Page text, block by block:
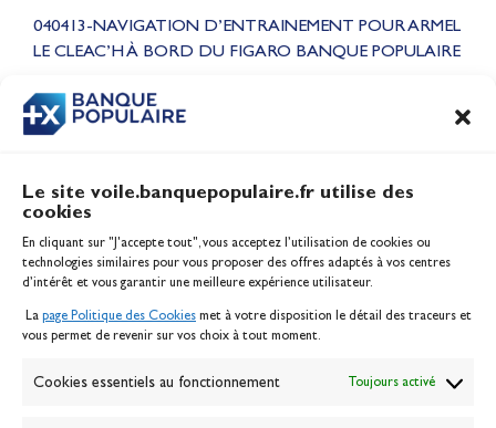
Le site voile.banquepopulaire.fr utilise des
cookies
En cliquant sur "J'accepte tout", vous acceptez l’utilisation de cookies ou
technologies similaires pour vous proposer des offres adaptés à vos centres
d’intérêt et vous garantir une meilleure expérience utilisateur.
La page Politique des Cookies met à votre disposition le détail des traceurs et
vous permet de revenir sur vos choix à tout moment.
Cookies essentiels au fonctionnement Toujours activé
040413-NAVIGATION D’ENTRAINEMENT POUR ARMEL
LE CLEAC’H À BORD DU FIGARO BANQUE POPULAIRE
CONTENU
Beach, sur le plan d'eau des
Jeux Olympiques 2028
Inscription serveur média
Contact
Politique des cookies
Banque de la voile